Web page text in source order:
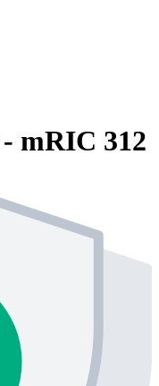
mRIC 312